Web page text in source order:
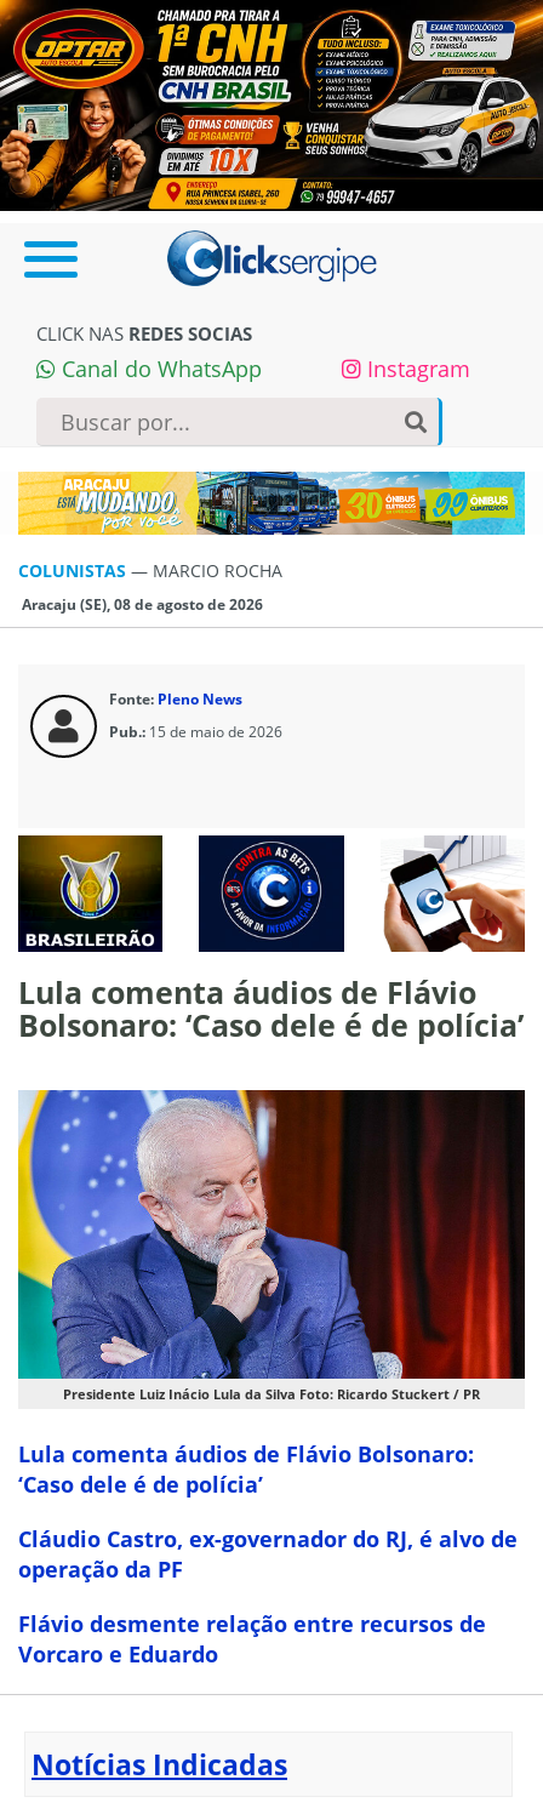
CLICK NAS REDES SOCIAS
Canal do WhatsApp Instagram
COLUNISTAS — MARCIO ROCHA
Aracaju (SE), 08 de agosto de 2026
Fonte: Pleno News
Pub.: 15 de maio de 2026
Lula comenta áudios de Flávio
Bolsonaro: ‘Caso dele é de polícia’
Presidente Luiz Inácio Lula da Silva Foto: Ricardo Stuckert / PR
Lula comenta áudios de Flávio Bolsonaro:
‘Caso dele é de polícia’
Cláudio Castro, ex-governador do RJ, é alvo de
operação da PF
Flávio desmente relação entre recursos de
Vorcaro e Eduardo
Notícias Indicadas